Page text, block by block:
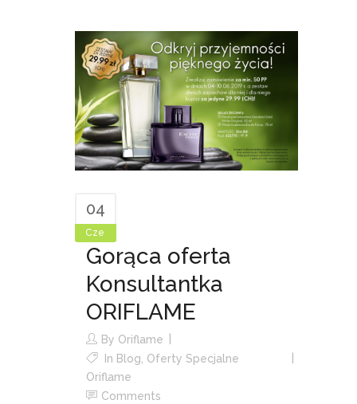
04
Cze
Gorąca oferta
Konsultantka
ORIFLAME
By Oriflame
In Blog Oferty Specjalne
Oriflame
Comments